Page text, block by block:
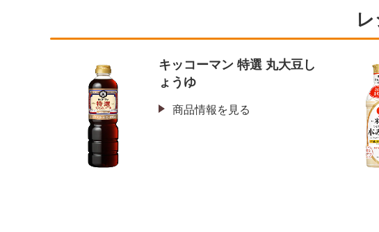
キッコーマン 特選 丸大豆し
ょうゆ
商品情報を見る